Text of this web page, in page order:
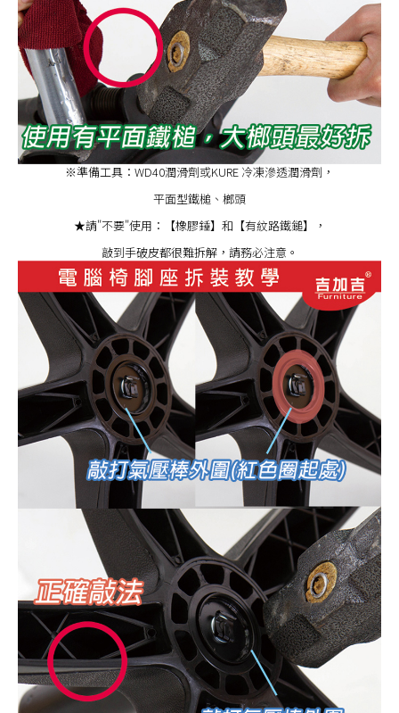
※準備工具：WD40潤滑劑或KURE 冷凍滲透潤滑劑，
平面型鐵槌、榔頭
★請"不要"使用：【橡膠錘】和【有紋路鐵鎚】，
敲到手破皮都很難拆解，請務必注意。